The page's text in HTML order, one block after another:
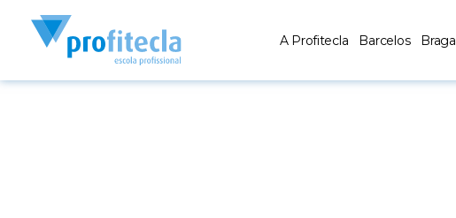
A Profitecla Barcelos Braga